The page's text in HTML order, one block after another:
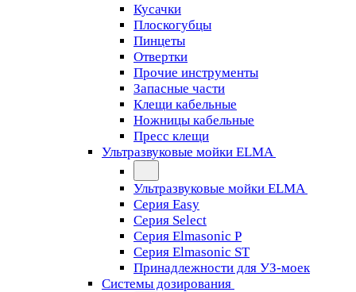
Кусачки
Плоскогубцы
Пинцеты
Отвертки
Прочие инструменты
Запасные части
Клещи кабельные
Ножницы кабельные
Пресс клещи
Ультразвуковые мойки ELMA
Ультразвуковые мойки ELMA
Серия Easy
Серия Select
Серия Elmasonic P
Серия Elmasonic ST
Принадлежности для УЗ-моек
Системы дозирования